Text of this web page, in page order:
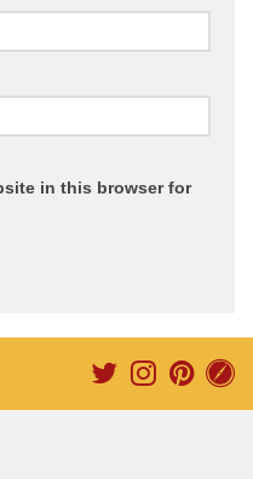
in this browser for